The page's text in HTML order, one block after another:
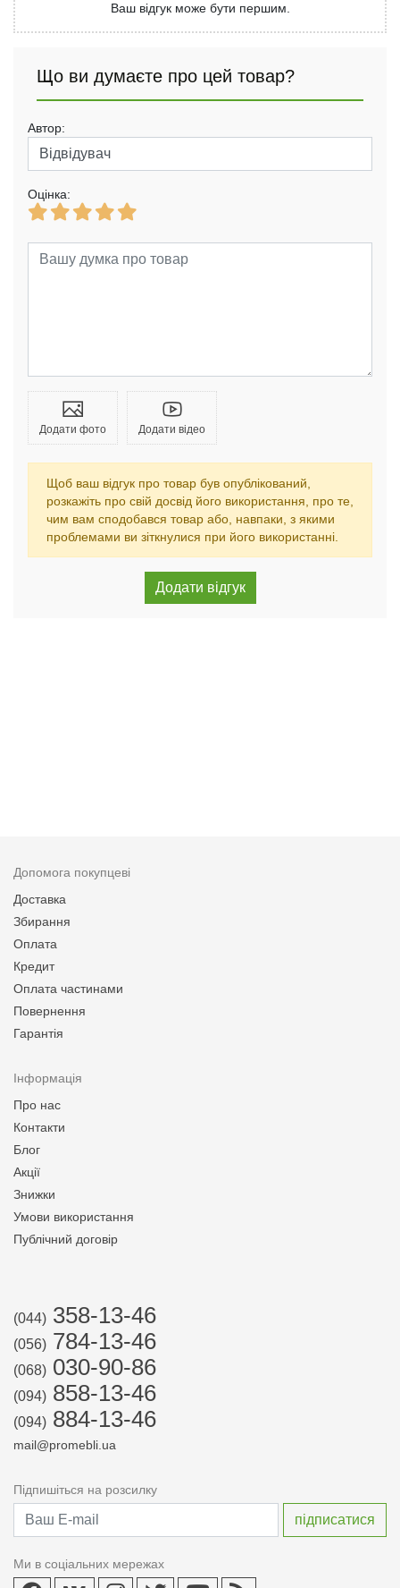
Ваш відгук може бути першим.
Що ви думаєте про цей товар?
Автор:
Оцінка:
Додати фото Додати відео
Щоб ваш відгук про товар був опублікований,
розкажіть про свій досвід його використання, про те,
чим вам сподобався товар або, навпаки, з якими
проблемами ви зіткнулися при його використанні.
Допомога покупцеві
Доставка
Збирання
Оплата
Кредит
Оплата частинами
Повернення
Гарантія
Інформація
Про нас
Контакти
Блог
Акції
Знижки
Умови використання
Публічний договір
(044) 358-13-46
(056) 784-13-46
(068) 030-90-86
(094) 858-13-46
(094) 884-13-46
mail@promebli.ua
Підпишіться на розсилку
Ми в соціальних мережах